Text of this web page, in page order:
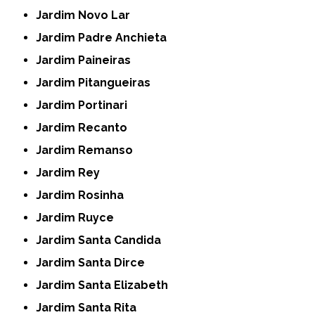
Jardim Novo Lar
Jardim Padre Anchieta
Jardim Paineiras
Jardim Pitangueiras
Jardim Portinari
Jardim Recanto
Jardim Remanso
Jardim Rey
Jardim Rosinha
Jardim Ruyce
Jardim Santa Candida
Jardim Santa Dirce
Jardim Santa Elizabeth
Jardim Santa Rita